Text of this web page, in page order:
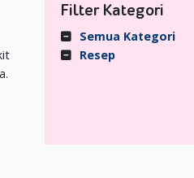
Filter Kategori
Semua Kategori
Resep